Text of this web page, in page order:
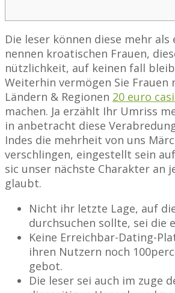
Die leser können diese mehr als
nennen kroatischen Frauen,
nützlichkeit, auf keinen fall
Weiterhin vermögen Sie Frauen
Ländern & Regionen 20 euro
machen. Ja erzählt Ihr Umriss
in anbetracht diese
Indes die mehrheit von uns
verschlingen, eingestellt sein
sic unser nächste Charakter an
glaubt.
Nicht ihr letzte Lage, auf
durchsuchen sollte, sei die
Keine Erreichbar-Dating-
ihren Nutzern noch
gebot.
Die leser sei auch im zuge